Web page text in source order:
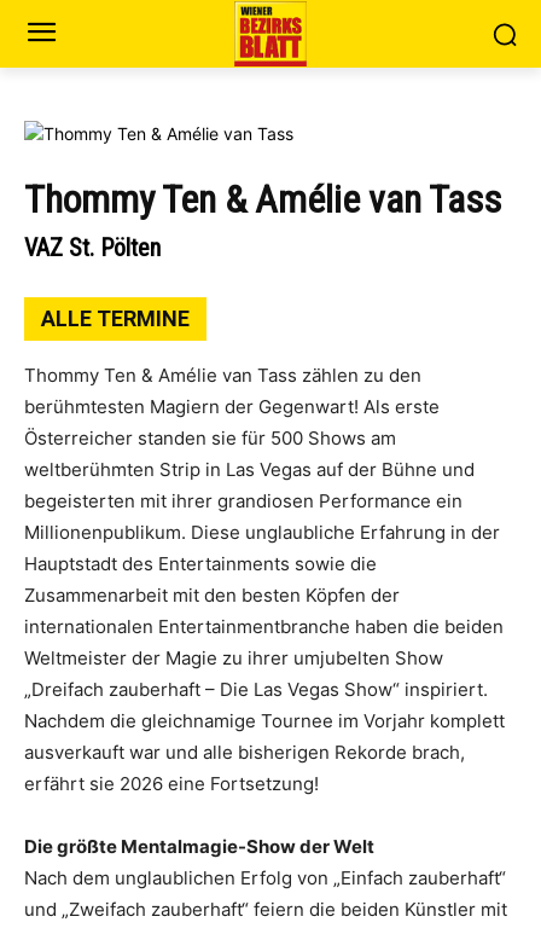
Thommy Ten & Amélie van Tass
VAZ St. Pölten
ALLE TERMINE
Thommy Ten & Amélie van Tass zählen zu den
berühmtesten Magiern der Gegenwart! Als erste
Österreicher standen sie für 500 Shows am
weltberühmten Strip in Las Vegas auf der Bühne und
begeisterten mit ihrer grandiosen Performance ein
Millionenpublikum. Diese unglaubliche Erfahrung in der
Hauptstadt des Entertainments sowie die
Zusammenarbeit mit den besten Köpfen der
internationalen Entertainmentbranche haben die beiden
Weltmeister der Magie zu ihrer umjubelten Show
„Dreifach zauberhaft – Die Las Vegas Show“ inspiriert.
Nachdem die gleichnamige Tournee im Vorjahr komplett
ausverkauft war und alle bisherigen Rekorde brach,
erfährt sie 2026 eine Fortsetzung!
Die größte Mentalmagie-Show der Welt
Nach dem unglaublichen Erfolg von „Einfach zauberhaft“
und „Zweifach zauberhaft“ feiern die beiden Künstler mit